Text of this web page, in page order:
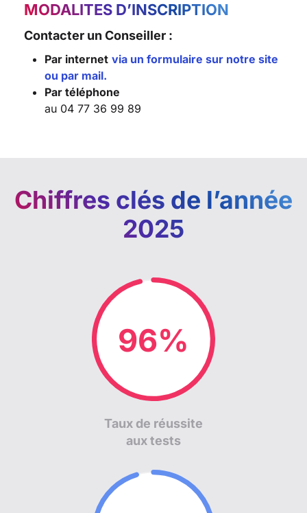
MODALITES D’INSCRIPTION
Contacter un Conseiller :
Par internet via un formulaire sur notre site
ou par mail.
Par téléphone
au 04 77 36 99 89
Chiffres clés de l’année
2025
98%
Taux de réussite
aux tests